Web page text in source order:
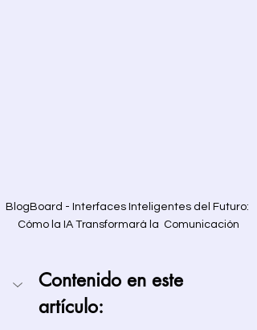
BlogBoard - Interfaces Inteligentes del Futuro:
Cómo la IA Transformará la  Comunicación
Contenido en este
artículo: